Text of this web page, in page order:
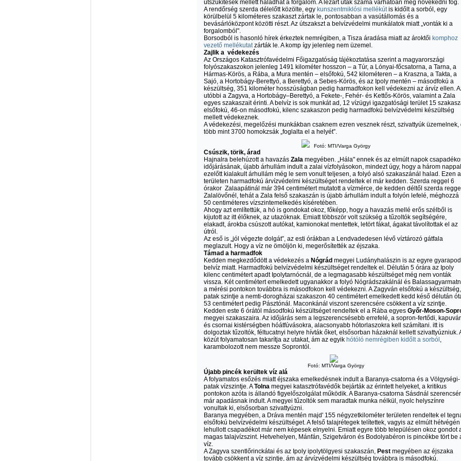
útszűkítések mellett haladhat a forgalom. A lezárt utak száma várhatóan még növekedni fog.
A rendőrség szerda délelőtt közölte, egy kunszentmiklósi mellékútis kidőlt a sorból, egy
körülbelül 5 kilométeres szakaszt zártak le, pontosabban a vasútállomás és a
bevásárlóközpont közötti részt. Az útszakszt a belvízvédelmi munkálatok miatt „vonták ki a
forgalomból".
Borsodból is hasonló hírek érkeztek nemrégiben, a Tisza áradása miatt az ároktői komphoz
vezető mellékutatzárták le. A komp így jelenleg nem üzemel.
Zajlik a védekezés
Az Országos Katasztrófavédelmi Főigazgatóság tájékoztatása szerint a magyarországi
folyószakaszokon jelenleg 1491 kilométer hosszon – a Túr, a Lónyai-főcsatorna, a Tarna, a
Hármas-Körös, a Rába, a Mura mentén – elsőfokú, 542 kilométeren – a Kraszna, a Takta, a
Sajó, a Hortobágy-Berettyó, a Berettyó, a Sebes-Körös, és az Ipoly mentén – másodfokú a
készültség, 351 kilométer hosszúságban pedig harmadfokon kell védekezni az árvíz ellen.
utóbbi a Zagyva, a Hortobágy–Berettyó, a Fekete-, Fehér- és Kettős-Körös, valamint a Zala
egyes szakaszait érinti. A belvíz is sok munkát ad, 12 vízügyi igazgatósági terület 15
elsőfokú, 46-on másodfokú, kilenc szakaszon pedig harmadfokú belvízvédelmi készültség
mellett védekeznek.
A védekezési, megelőzési munkákban csaknem ezren vesznek részt, szivattyúk üzemelnek,
több mint 3700 homokzsák „foglalta el a helyét”.
Fotó: MTI/Varga György
Csúszik, törik, árad
Hajnalra belehúzott a havazás Zala megyében. „Hála" ennek és az elmúlt napok
időjárásának, újabb árhullám indult a zalai vízfolyásokon, mindezt úgy, hogy a három nappal
ezelőtt kialakult árhullám még le sem vonult teljesen, a folyó alsó szakaszánál halad. Ezen a
területen harmadfokú árvízvédelmi készültséget rendeltek el már kedden. Szerda reggel 6
órakor Zalaapátinál már 394 centimétert mutatott a vízmérce, de kedden déltől szerda
Zalalövőnél, tehát a Zala felső szakaszán is újabb árhullám indult a folyón lefelé, méghozzá
50 centiméteres vízszintemelkedés kíséretében.
Ahogy azt említettük, a hó is gondokat okoz, főképp, hogy a havazás mellé erős szélből is
kijutott az itt élőknek, az utazóknak. Emiatt többször volt szükség a tűzoltók segítségére,
elakadt, árokba csúszott autókat, kamionokat mentettek, letört fákat, ágakat távolítottak el az
útról.
Az eső is „jól végezte dolgát”, az esti órákban a Lendvadedesen lévő víztározó gátfala
meglazult. Hogy a víz ne ömöljön ki, megerősítették az éjszaka.
Támad a harmadfok
Kedden megkezdődött a védekezés a Nógrád megyei Ludányhalászin is az egyre
belvíz miatt. Harmadfokú belvízvédelmi készültséget rendeltek el. Délután 5 órára az Ipoly
kilenc centimétert apadt Ipolytarnócnál, de a legmagasabb készültséget még nem vonták
vissza. Két centimétert emelkedett ugyanakkor a folyó Nógrádszakálnál és
a mérési pontokon továbbra is másodfokon kell védekezni. A Zagyván elsőfokú a
patak szintje a nemti-dorogházai szakaszon 40 centimétert emelkedett kedd késő délután
53 centimétert pedig Pásztónál. Maconkánál viszont szerencsére csökkent a víz szintje.
Kedden este 6 órától másodfokú készültséget rendeltek el a Rába egyes Győr-Moson-
megyei szakaszaira. Az időjárás sem a legszerencsésebb errefelé, a sopron-fertődi,
és csornai kistérségben hóátfúvásokra, alacsonyabb hótorlaszokra kell számítani. itt is
dolgoztak tűzoltók, féltucatnyi helyre hívták őket, elsősorban házaknál kellett szivattyúzniuk.
közút folyamatosan takarítja az utakat, ám az egyik hótóló nemrégiben kidőlt a sorból ,
karambolozott nem messze Soprontól.
Fotó: MTI/Varga György
Újabb pincék kerültek víz alá
A folyamatos esőzés miatt éjszaka emelkedésnek indult a Baranya-csatorna és a Völgységi-
patak vízszintje. ATolna megyei katasztrófavédők bejárták az érintett helyeket, a kritikus
pontokon azóta is állandó figyelőszolgálat működik. A Baranya-csatorna Sásdnál
már apadásnak indult. A megyei tűzoltók sem maradtak munka nélkül, nyolc helyszínre
vonultak ki, elsősorban szivattyúzni.
Baranya megyében, a Dráva mentén majd' 155 négyzetkilométer területen rendeltek el
elsőfokú belvízvédelmi készültséget. A felső talajrétegek telítettek, vagyis az elmúlt hétvégén
lehullott csapadékot már nem képesek elnyelni. Emiatt egyre több településen okoz gondot
magas talajvízszint. Hetvehelyen, Mánfán, Szigetváron és Bodolyabéron is pincékbe tört be
víz.
A Zagyva szentlőrinckátai és az Ipoly ipolytölgyesi szakaszán, Pest megyében az éjszaka
tovább csökkent a víz szintje, ám az árvízvédelmi készültség továbbra is másodfokú.